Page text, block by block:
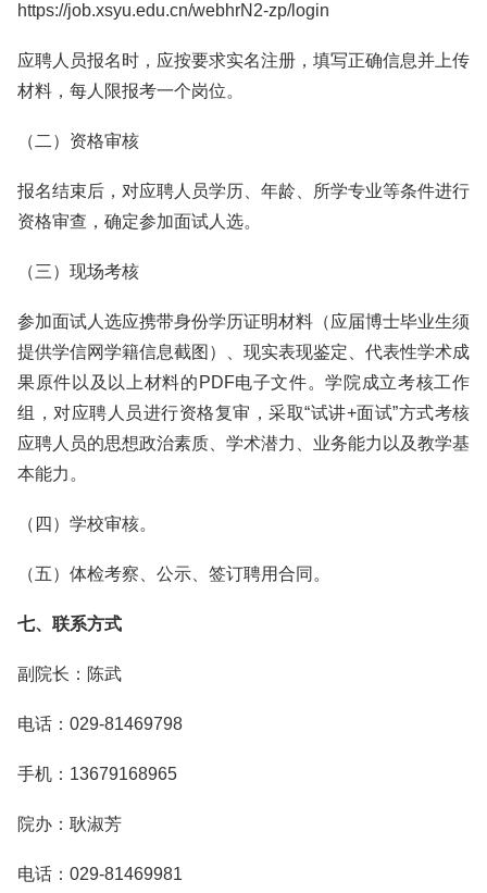
https://job.xsyu.edu.cn/webhrN2-zp/login
应聘人员报名时，应按要求实名注册，填写正确信息并上传
材料，每人限报考一个岗位。
（二）资格审核
报名结束后，对应聘人员学历、年龄、所学专业等条件进行
资格审查，确定参加面试人选。
（三）现场考核
参加面试人选应携带身份学历证明材料（应届博士毕业生须
提供学信网学籍信息截图）、现实表现鉴定、代表性学术成
果原件以及以上材料的PDF电子文件。学院成立考核工作
组，对应聘人员进行资格复审，采取“试讲+面试”方式考核
应聘人员的思想政治素质、学术潜力、业务能力以及教学基
本能力。
（四）学校审核。
（五）体检考察、公示、签订聘用合同。
七、联系方式
副院长：陈武
电话：029-81469798
手机：13679168965
院办：耿淑芳
电话：029-81469981